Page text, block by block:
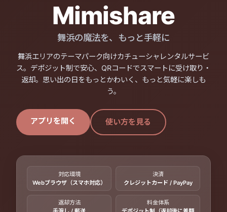
Mimishare
舞浜の魔法を、もっと手軽に
舞浜エリアのテーマパーク向けカチューシャレンタルサービ
ス。デポジット制で安心、QRコードでスマートに受け取り・
返却。思い出の日をもっとかわいく、もっと気軽に楽しも
う。
アプリを開く 使い方を見る
対応環境
Webブラウザ（スマホ対応）
決済
クレジットカード / PayPay
返却方法
料金体系